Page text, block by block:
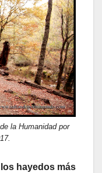
la Humanidad por
hayedos más